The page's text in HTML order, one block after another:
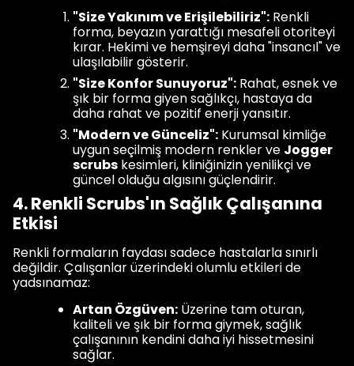
"Size Yakınım ve Erişilebiliriz": Renkli
forma, beyazın yarattığı mesafeli otoriteyi
kırar. Hekimi ve hemşireyi daha "insancıl" ve
ulaşılabilir gösterir.
"Size Konfor Sunuyoruz": Rahat, esnek ve
şık bir forma giyen sağlıkçı, hastaya da
daha rahat ve pozitif enerji yansıtır.
"Modern ve Günceliz": Kurumsal kimliğe
uygun seçilmiş modern renkler ve Jogger
scrubs kesimleri, kliniğinizin yenilikçi ve
güncel olduğu algısını güçlendirir.
4. Renkli Scrubs'ın Sağlık Çalışanına
Etkisi
Renkli formaların faydası sadece hastalarla sınırlı
değildir. Çalışanlar üzerindeki olumlu etkileri de
yadsınamaz:
Artan Özgüven: Üzerine tam oturan,
kaliteli ve şık bir forma giymek, sağlık
çalışanının kendini daha iyi hissetmesini
sağlar.